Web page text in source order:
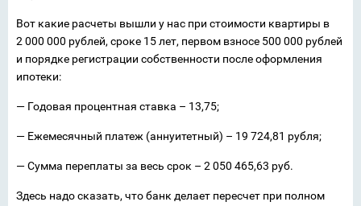
Вот какие расчеты вышли у нас при стоимости квартиры в
2 000 000 рублей, сроке 15 лет, первом взносе 500 000 рублей
и порядке регистрации собственности после оформления
ипотеки:
— Годовая процентная ставка – 13,75;
— Ежемесячный платеж (аннуитетный) – 19 724,81 рубля;
— Сумма переплаты за весь срок – 2 050 465,63 руб.
Здесь надо сказать, что банк делает пересчет при полном